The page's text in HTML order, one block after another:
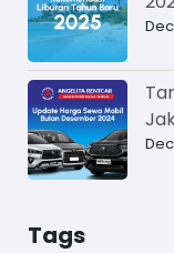
Tags